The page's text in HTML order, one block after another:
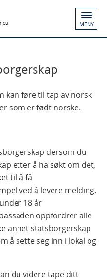
MENY
kan føre til tap av norsk
som er født norske.
dersom du
etter å ha søkt om det,
til å få
ved å levere melding.
18 år
oppfordrer alle
annet statsborgerskap
å sette seg inn i lokal og
du videre tape ditt